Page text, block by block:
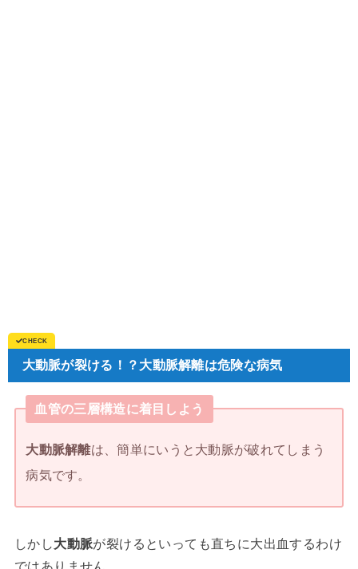
大動脈が裂ける！？大動脈解離は危険な病気
血管の三層構造に着目しよう
大動脈解離は、簡単にいうと大動脈が破れてしまう
病気です。
しかし大動脈が裂けるといっても直ちに大出血するわけ